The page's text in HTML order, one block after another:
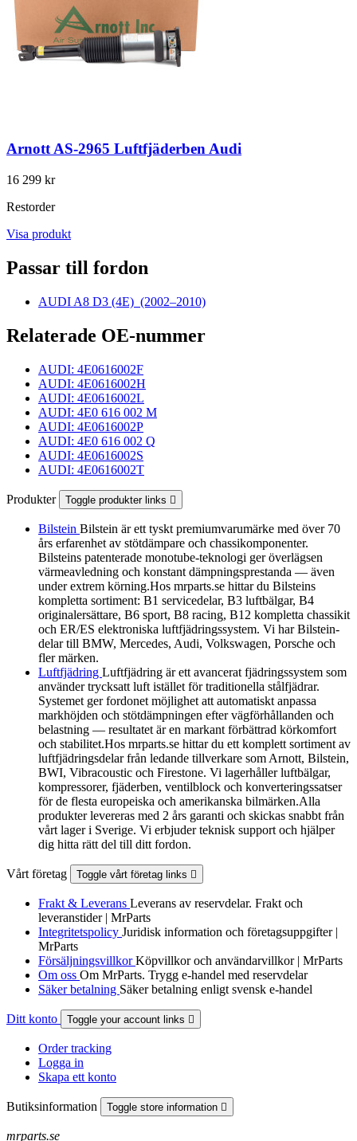
Arnott AS-2965 Luftfjäderben Audi
16 299 kr
Restorder
Visa produkt
Passar till fordon
AUDI A8 D3 (4E) (2002–2010)
Relaterade OE-nummer
AUDI: 4E0616002F
AUDI: 4E0616002H
AUDI: 4E0616002L
AUDI: 4E0 616 002 M
AUDI: 4E0616002P
AUDI: 4E0 616 002 Q
AUDI: 4E0616002S
AUDI: 4E0616002T
Produkter Toggle produkter links 
Bilstein Bilstein är ett tyskt premiumvarumärke med över 70
års erfarenhet av stötdämpare och chassikomponenter.
Bilsteins patenterade monotube-teknologi ger överlägsen
värmeavledning och konstant dämpningsprestanda — även
under extrem körning.Hos mrparts.se hittar du Bilsteins
kompletta sortiment: B1 servicedelar, B3 luftbälgar, B4
originalersättare, B6 sport, B8 racing, B12 kompletta chassikit
och ER/ES elektroniska luftfjädringssystem. Vi har Bilstein-
delar till BMW, Mercedes, Audi, Volkswagen, Porsche och
fler märken.
Luftfjädring Luftfjädring är ett avancerat fjädringssystem som
använder trycksatt luft istället för traditionella stålfjädrar.
Systemet ger fordonet möjlighet att automatiskt anpassa
markhöjden och stötdämpningen efter vägförhållanden och
belastning — resultatet är en markant förbättrad körkomfort
och stabilitet.Hos mrparts.se hittar du ett komplett sortiment av
luftfjädringsdelar från ledande tillverkare som Arnott, Bilstein,
BWI, Vibracoustic och Firestone. Vi lagerhåller luftbälgar,
kompressorer, fjäderben, ventilblock och konverteringssatser
för de flesta europeiska och amerikanska bilmärken.Alla
produkter levereras med 2 års garanti och skickas snabbt från
vårt lager i Sverige. Vi erbjuder teknisk support och hjälper
dig hitta rätt del till ditt fordon.
Vårt företag Toggle vårt företag links 
Frakt & Leverans Leverans av reservdelar. Frakt och
leveranstider | MrParts
Integritetspolicy Juridisk information och företagsuppgifter |
MrParts
FörsäljningsvillkorKöpvillkor och användarvillkor | MrParts
Om oss Om MrParts. Trygg e-handel med reservdelar
Säker betalning Säker betalning enligt svensk e-handel
Ditt konto Toggle your account links 
Order tracking
Logga in
Skapa ett konto
Butiksinformation Toggle store information 
mrparts.se